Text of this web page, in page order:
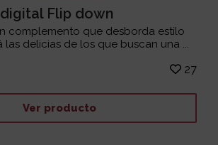
Flip down
complemento que desborda estilo
las delicias de los que buscan una ...
27
Ver producto